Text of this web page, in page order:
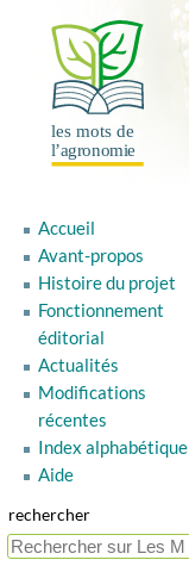
Accueil
Avant-propos
Histoire du projet
Fonctionnement
éditorial
Actualités
Modifications
récentes
Index alphabétique
Aide
rechercher